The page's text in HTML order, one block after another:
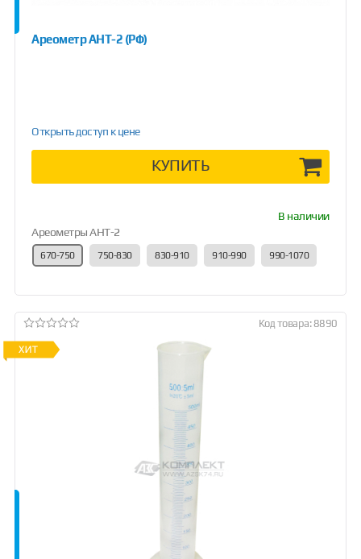
Ареометр АНТ-2 (РФ)
Открыть доступ к цене
КУПИТЬ
В наличии
Ареометры АНТ-2
670-750 750-830 830-910 910-990 990-1070
Код товара: 8890